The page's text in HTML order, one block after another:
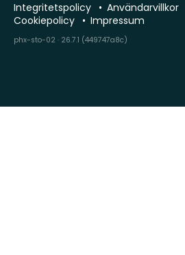
Integritetspolicy
Användarvillkor
Cookiepolicy
Impressum
phx-sto-02 · 26.7.1 (449747a8c)